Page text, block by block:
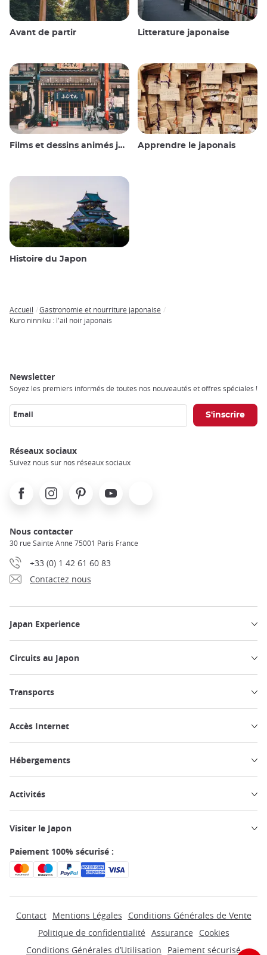
Avant de partir Litterature japonaise
Films et dessins animés japonais Apprendre le japonais
Histoire du Japon
Breadcrumb
Accueil
Gastronomie et nourriture japonaise
Kuro ninniku : l'ail noir japonais
Newsletter
Soyez les premiers informés de toutes nos nouveautés et offres spéciales !
Email
Réseaux sociaux
Suivez nous sur nos réseaux sociaux
FacebookInstagramPinterest Youtube
Nous contacter
30 rue Sainte Anne 75001 Paris France
+33 (0) 1 42 61 60 83
Contactez nous
Japan Experience
Circuits au Japon
Transports
Accès Internet
Hébergements
Activités
Visiter le Japon
Paiement 100% sécurisé :
Contact Mentions Légales
Conditions Générales de Vente
Politique de confidentialité Assurance
Cookies
Conditions Générales d’Utilisation
Paiement sécurisé